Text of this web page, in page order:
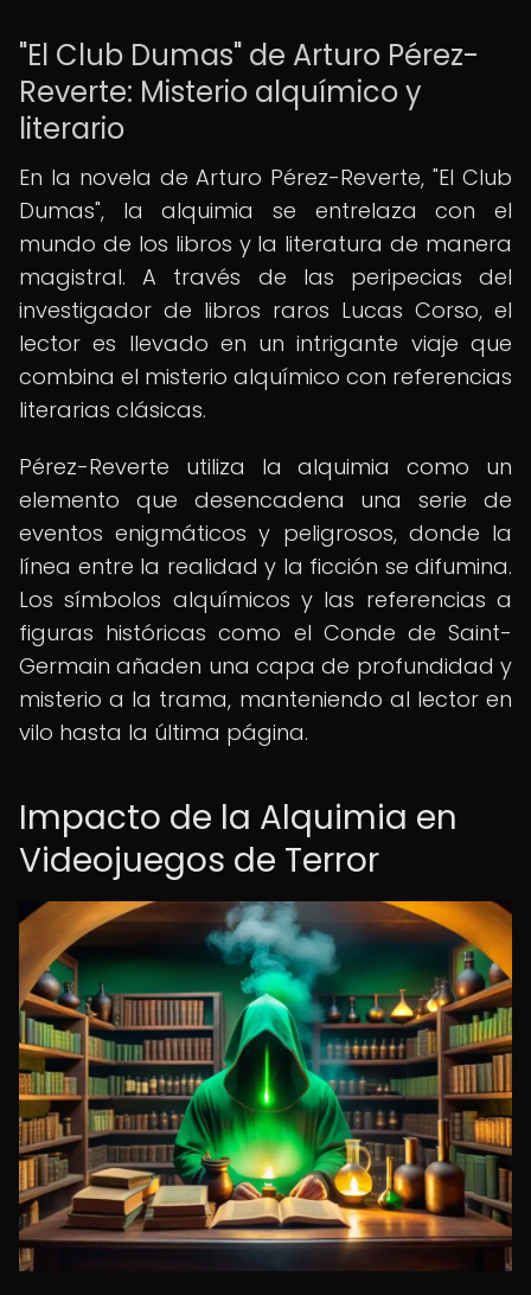
"El Club Dumas" de Arturo Pérez-
Reverte: Misterio alquímico y
literario
En la novela de Arturo Pérez-Reverte, "El Club
Dumas", la alquimia se entrelaza con el
mundo de los libros y la literatura de manera
magistral. A través de las peripecias del
investigador de libros raros Lucas Corso, el
lector es llevado en un intrigante viaje que
combina el misterio alquímico con referencias
literarias clásicas.
Pérez-Reverte utiliza la alquimia como un
elemento que desencadena una serie de
eventos enigmáticos y peligrosos, donde la
línea entre la realidad y la ficción se difumina.
Los símbolos alquímicos y las referencias a
figuras históricas como el Conde de Saint-
Germain añaden una capa de profundidad y
misterio a la trama, manteniendo al lector en
vilo hasta la última página.
Impacto de la Alquimia en
Videojuegos de Terror